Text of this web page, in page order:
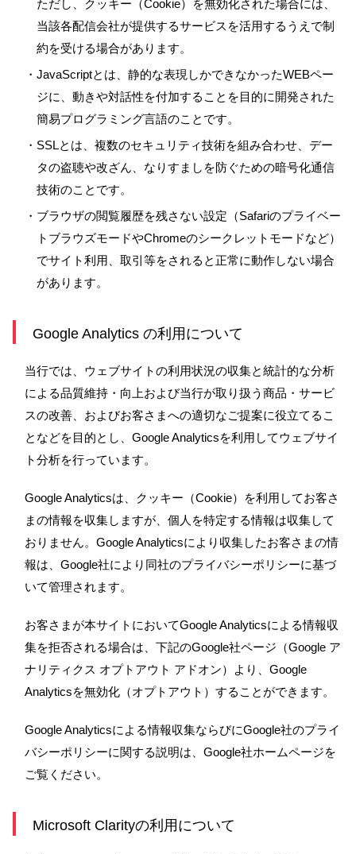
ただし、クッキー（Cookie）を無効化された場合には、
当該各配信会社が提供するサービスを活用するうえで制
約を受ける場合があります。
・JavaScriptとは、静的な表現しかできなかったWEBペー
ジに、動きや対話性を付加することを目的に開発された
簡易プログラミング言語のことです。
・SSLとは、複数のセキュリティ技術を組み合わせ、デー
タの盗聴や改ざん、なりすましを防ぐための暗号化通信
技術のことです。
・ブラウザの閲覧履歴を残さない設定（Safariのプライベー
トブラウズモードやChromeのシークレットモードなど）
でサイト利用、取引等をされると正常に動作しない場合
があります。
Google Analytics の利用について
当行では、ウェブサイトの利用状況の収集と統計的な分析
による品質維持・向上および当行が取り扱う商品・サービ
スの改善、およびお客さまへの適切なご提案に役立てるこ
となどを目的とし、Google Analyticsを利用してウェブサイ
ト分析を行っています。
Google Analyticsは、クッキー（Cookie）を利用してお客さ
まの情報を収集しますが、個人を特定する情報は収集して
おりません。Google Analyticsにより収集したお客さまの情
報は、Google社により同社のプライバシーポリシーに基づ
いて管理されます。
お客さまが本サイトにおいてGoogle Analyticsによる情報収
集を拒否される場合は、下記のGoogle社ページ（Google ア
ナリティクス オプトアウト アドオン）より、Google
Analyticsを無効化（オプトアウト）することができます。
Google Analyticsによる情報収集ならびにGoogle社のプライ
バシーポリシーに関する説明は、Google社ホームページを
ご覧ください。
Microsoft Clarityの利用について